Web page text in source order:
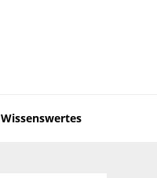
Wissenswertes